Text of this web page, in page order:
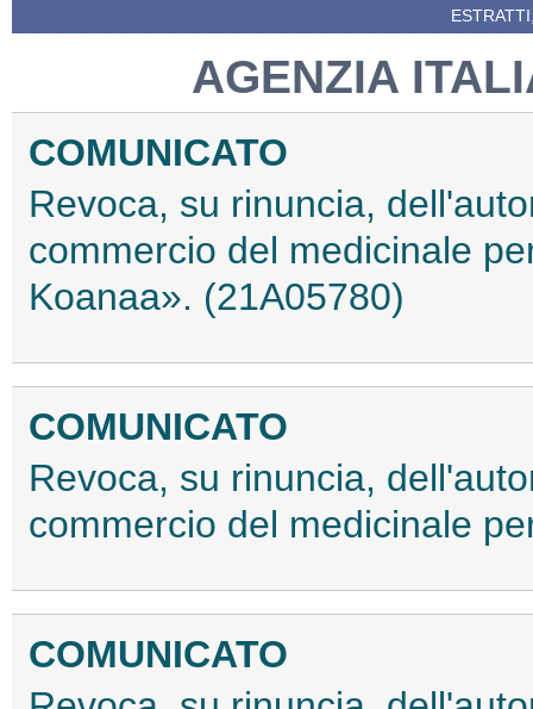
AGENZIA
COMUNICATO
Revoca, su rinuncia,
commercio del medicinale
Koanaa». (21A05780)
COMUNICATO
Revoca, su rinuncia,
commercio del medicinale
COMUNICATO